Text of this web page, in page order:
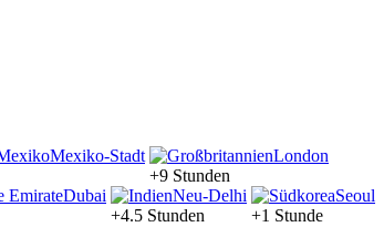
Mexiko-Stadt
London
+9 Stunden
Dubai
Neu-Delhi
+4.5 Stunden
Seoul
+1 Stunde